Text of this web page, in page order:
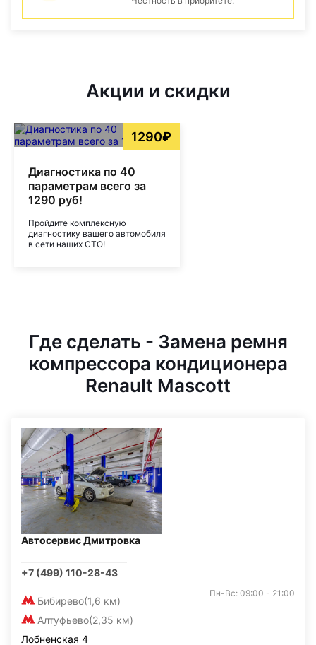
Акции и скидки
1290₽
Диагностика по 40
параметрам всего за
1290 руб!
Пройдите комплексную
диагностику вашего автомобиля
в сети наших СТО!
Где сделать - Замена ремня
компрессора кондиционера
Renault Mascott
Автосервис Дмитровка
+7 (499) 110-28-43
Бибирево(1,6 км)
Алтуфьево(2,35 км)
Пн-Вс: 09:00 - 21:00
Лобненская 4